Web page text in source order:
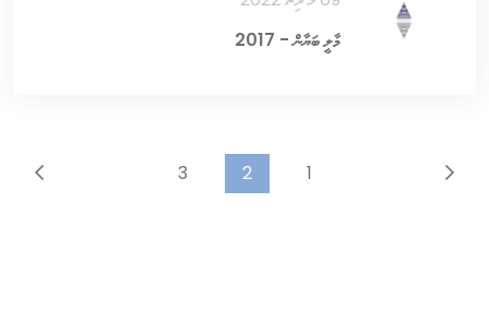
މާލީ ބަޔާން - 2017
1
2
3